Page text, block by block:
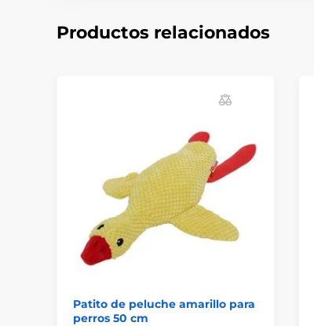
Productos relacionados
Patito de peluche amarillo para
perros 50 cm